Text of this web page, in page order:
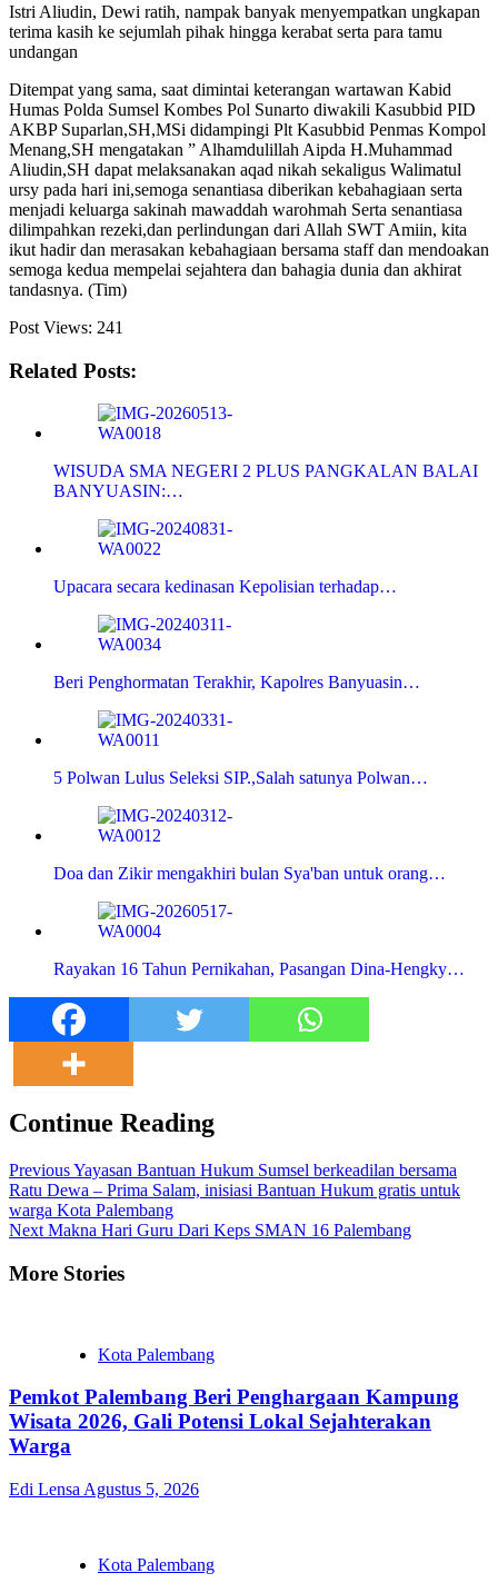
Istri Aliudin, Dewi ratih, nampak banyak menyempatkan ungkapan
terima kasih ke sejumlah pihak hingga kerabat serta para tamu
undangan
Ditempat yang sama, saat dimintai keterangan wartawan Kabid
Humas Polda Sumsel Kombes Pol Sunarto diwakili Kasubbid PID
AKBP Suparlan,SH,MSi didampingi Plt Kasubbid Penmas Kompol
Menang,SH mengatakan ” Alhamdulillah Aipda H.Muhammad
Aliudin,SH dapat melaksanakan aqad nikah sekaligus Walimatul
ursy pada hari ini,semoga senantiasa diberikan kebahagiaan serta
menjadi keluarga sakinah mawaddah warohmah Serta senantiasa
dilimpahkan rezeki,dan perlindungan dari Allah SWT Amiin, kita
ikut hadir dan merasakan kebahagiaan bersama staff dan mendoakan
semoga kedua mempelai sejahtera dan bahagia dunia dan akhirat
tandasnya. (Tim)
Post Views: 241
Related Posts:
WISUDA SMA NEGERI 2 PLUS PANGKALAN BALAI
BANYUASIN:…
Upacara secara kedinasan Kepolisian terhadap…
Beri Penghormatan Terakhir, Kapolres Banyuasin…
5 Polwan Lulus Seleksi SIP.,Salah satunya Polwan…
Doa dan Zikir mengakhiri bulan Sya'ban untuk orang…
Rayakan 16 Tahun Pernikahan, Pasangan Dina-Hengky…
Continue Reading
PreviousYayasan Bantuan Hukum Sumsel berkeadilan bersama
Ratu Dewa – Prima Salam, inisiasi Bantuan Hukum gratis untuk
warga Kota Palembang
Next Makna Hari Guru Dari Keps SMAN 16 Palembang
More Stories
Kota Palembang
Pemkot Palembang Beri Penghargaan Kampung
Wisata 2026, Gali Potensi Lokal Sejahterakan
Warga
Edi Lensa Agustus 5, 2026
Kota Palembang